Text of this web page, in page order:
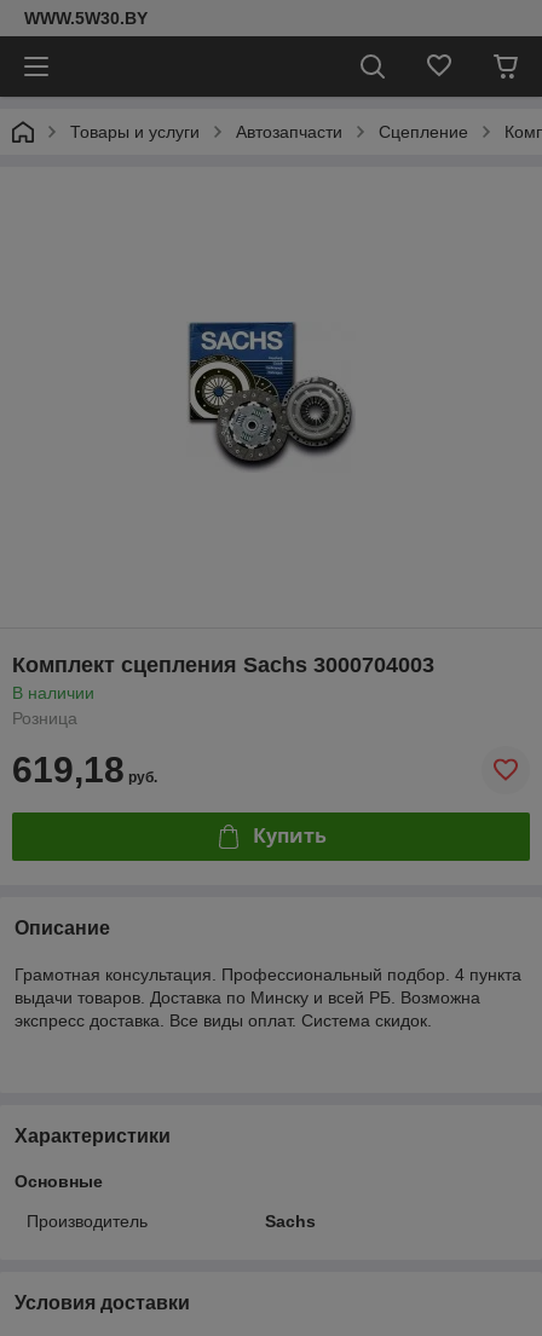
WWW.5W30.BY
Товары и услуги Автозапчасти Сцепление
Комплект сцепления Sachs 3000704003
В наличии
Розница
619,18 руб.
Купить
Описание
Грамотная консультация. Профессиональный подбор. 4 пункта
выдачи товаров. Доставка по Минску и всей РБ. Возможна
экспресс доставка. Все виды оплат. Система скидок.
Характеристики
Основные
Производитель Sachs
Условия доставки